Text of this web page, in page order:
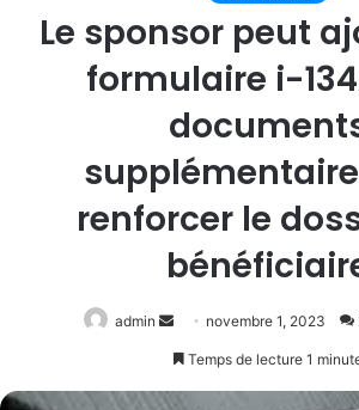
Le sponsor peut
formulaire i-
renforcer le
admin
Envoyer
un
novembre 1, 2023
Temps de lecture 1